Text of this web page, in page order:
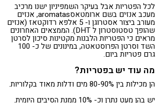
לכל הפטריות אבל בעיקר השמפיניון ישנו מרכיב
מעכב אנזים בשם ארומטאסaromatas, אנזים
מעורב ביצור אסטרוגן ו- 5 אלפא רדוקטאז (אנזים
שהופך טסטוסטרון ל DHT). הממצאים האחרונים
מראים כי הפטריות הלבנות מקטינות סיכון לסרטן
השד וסרטן הפרוסטאטה, במינונים של כ- 100
גרם פטריות ביום.
מה עוד יש בפטריות?
הן מכילות בין 80-90% מים ודלות מאוד בקלוריות.
יש בהן מעט נתרן וכ- 10% ממנת הסיבים היומית.